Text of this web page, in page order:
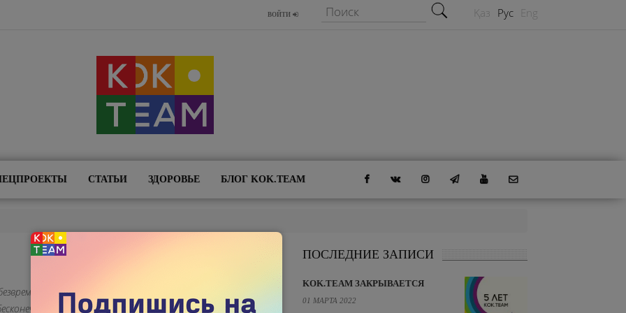
ВОЙТИ
Форма поиска
Поиск Қаз Рус Eng
СТАТЬИ ЗДОРОВЬЕ БЛОГ KOK.TEAM
забвения. Из глубин Тихого океана до краев
безразличны наши любовь и ненависть.
ПОСЛЕДНИЕ ЗАПИСИ
KOK.TEAM ЗАКРЫВАЕТСЯ
01 МАРТА 2022